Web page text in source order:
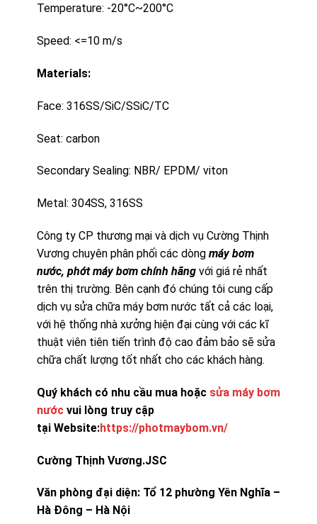
Temperature: -20°C~200°C
Speed: <=10 m/s
Materials:
Face: 316SS/SiC/SSiC/TC
Seat: carbon
Secondary Sealing: NBR/ EPDM/ viton
Metal: 304SS, 316SS
Công ty CP thương mại và dịch vụ Cường Thịnh
Vương chuyên phân phối các dòng máy bơm
nước, phớt máy bơm chính hãngvới giá rẻ nhất
trên thị trường. Bên cạnh đó chúng tôi cung cấp
dịch vụ sửa chữa máy bơm nước tất cả các loại,
với hệ thống nhà xưởng hiện đại cùng với các kĩ
thuật viên tiên tiến trình độ cao đảm bảo sẽ sửa
chữa chất lượng tốt nhất cho các khách hàng.
Quý khách có nhu cầu mua hoặc sửa máy bơm
nướcvui lòng truy cập
tại Website:https://photmaybom.vn/
Cường Thịnh Vương.JSC
Văn phòng đại diện: Tổ 12 phường Yên Nghĩa –
Hà Đông – Hà Nội